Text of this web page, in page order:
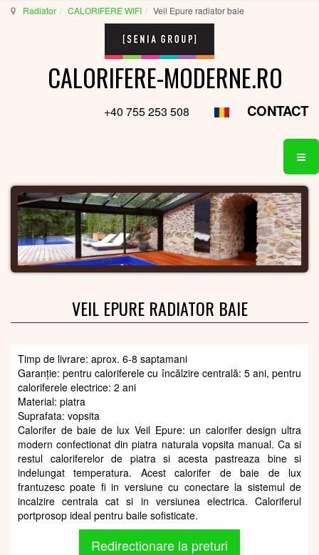
Radiator CALORIFERE WIFI Veil Epure radiator baie
CALORIFERE-MODERNE.RO
+40 755 253 508 CONTACT
VEIL EPURE RADIATOR BAIE
Timp de livrare: aprox. 6-8 saptamani
Garanție: pentru caloriferele cu încălzire centrală: 5 ani, pentru
caloriferele electrice: 2 ani
Material: piatra
Suprafata: vopsita
Calorifer de baie de lux Veil Epure: un calorifer design ultra
modern confectionat din piatra naturala vopsita manual. Ca si
restul caloriferelor de piatra si acesta pastreaza bine si
indelungat temperatura. Acest calorifer de baie de lux
frantuzesc poate fi in versiune cu conectare la sistemul de
incalzire centrala cat si in versiunea electrica. Caloriferul
portprosop ideal pentru baile sofisticate.
Redirectionare la preturi